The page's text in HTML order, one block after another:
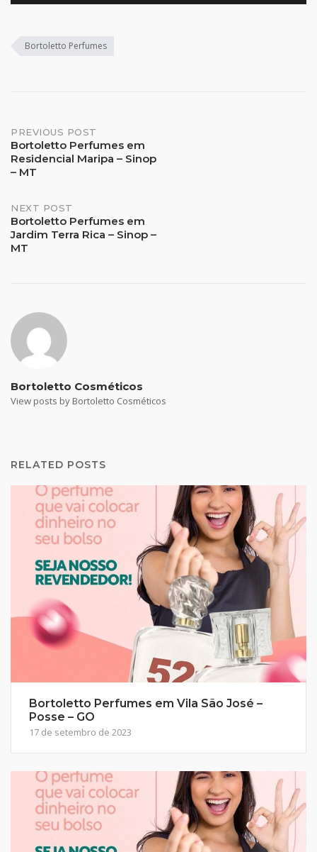
Bortoletto Perfumes
Post
navigation
PREVIOUS POST
Bortoletto Perfumes em
Residencial Maripa – Sinop
– MT
NEXT POST
Bortoletto Perfumes em
Jardim Terra Rica – Sinop –
MT
Bortoletto Cosméticos
View posts by Bortoletto Cosméticos
RELATED POSTS
Bortoletto Perfumes em Vila São José –
Posse – GO
17 de setembro de 2023